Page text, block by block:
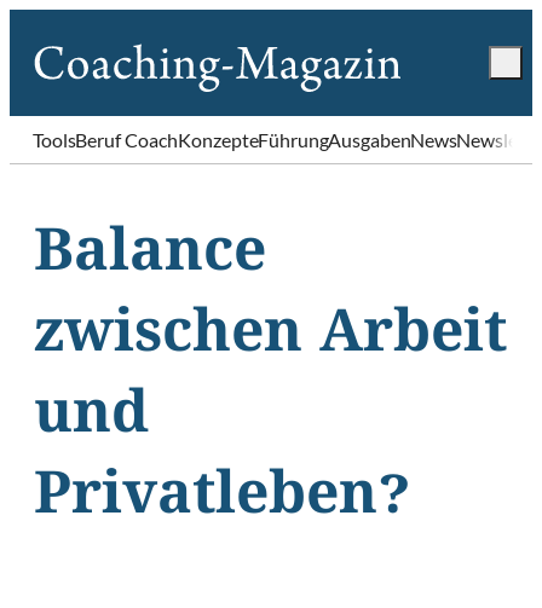
ToolsBeruf CoachKonzepteFührungAusgabenNews
Balance
zwischen Arbeit
und
Privatleben?